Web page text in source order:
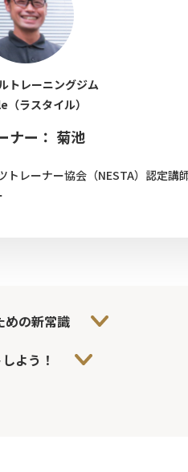
トレーニングジム
ラスタイル）
ナー： 菊池
トレーナー協会（NESTA）認定講
めの新常識
よう！